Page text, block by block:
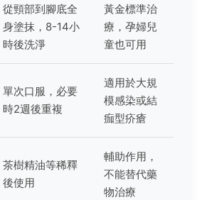
從頸部到腳底全
身塗抹，8-14小
時後洗淨
黃金標準治
療，孕婦兒
童也可用
單次口服，必要
時2週後重複
適用於大規
模感染或結
痂型疥瘡
茶樹精油等稀釋
後使用
輔助作用，
不能替代藥
物治療